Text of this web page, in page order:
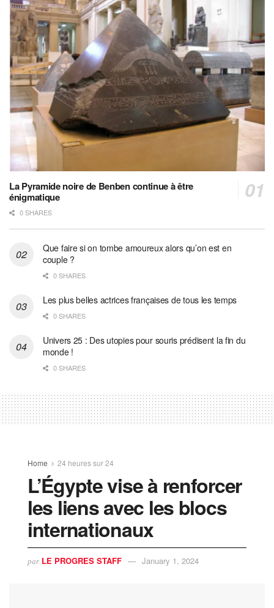
La Pyramide noire de Benben continue à être
énigmatique
0 SHARES
Que faire si on tombe amoureux alors qu’on est en
couple ?
0 SHARES
Les plus belles actrices françaises de tous les temps
0 SHARES
Univers 25 : Des utopies pour souris prédisent la fin du
monde !
0 SHARES
Home 24 heures sur 24
L’Égypte vise à renforcer
les liens avec les blocs
internationaux
par LE PROGRES STAFF January 1, 2024